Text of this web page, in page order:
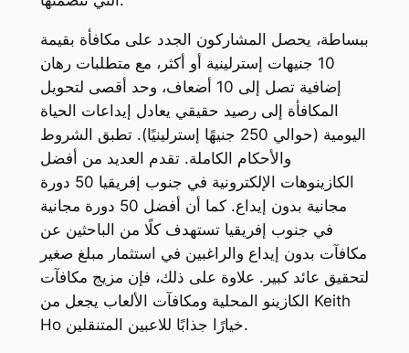
ببساطة، يحصل المشاركون الجدد على مكافأة بقيمة
10 جنيهات إسترلينية أو أكثر، مع متطلبات رهان
إضافية تصل إلى 10 أضعاف، وحد أقصى لتحويل
المكافأة إلى رصيد حقيقي يعادل إيداعات الحياة
اليومية (حوالي 250 جنيهًا إسترلينيًا). تطبق الشروط
والأحكام الكاملة. تقدم العديد من أفضل
الكازينوهات الإلكترونية في جنوب إفريقيا 50 دورة
مجانية بدون إيداع. كما أن أفضل 50 دورة مجانية
في جنوب إفريقيا تستهدف كلًا من الباحثين عن
مكافآت بدون إيداع والراغبين في استثمار مبلغ صغير
لتحقيق عائد كبير. علاوة على ذلك، فإن مزيج مكافآت
الكازينو المحلية ومكافآت الألعاب يجعل من Keith
Ho خيارًا جذابًا للاعبين المتنقلين.